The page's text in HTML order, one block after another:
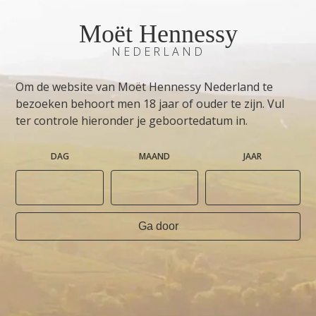
Moët Hennessy
NEDERLAND
Om de website van Moët Hennessy Nederland te
bezoeken behoort men 18 jaar of ouder te zijn. Vul
ter controle hieronder je geboortedatum in.
DAG MAAND JAAR